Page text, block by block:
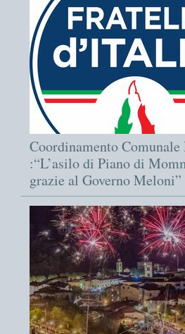
Coordinamento Comunale
:“L’asilo di Piano di
grazie al Governo Meloni”